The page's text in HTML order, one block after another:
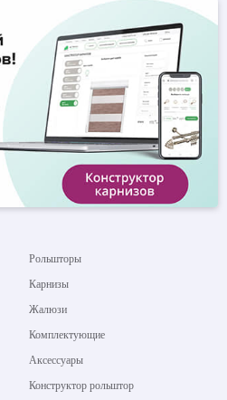
Рольшторы
Карнизы
Жалюзи
Комплектующие
Аксессуары
Конструктор рольштор